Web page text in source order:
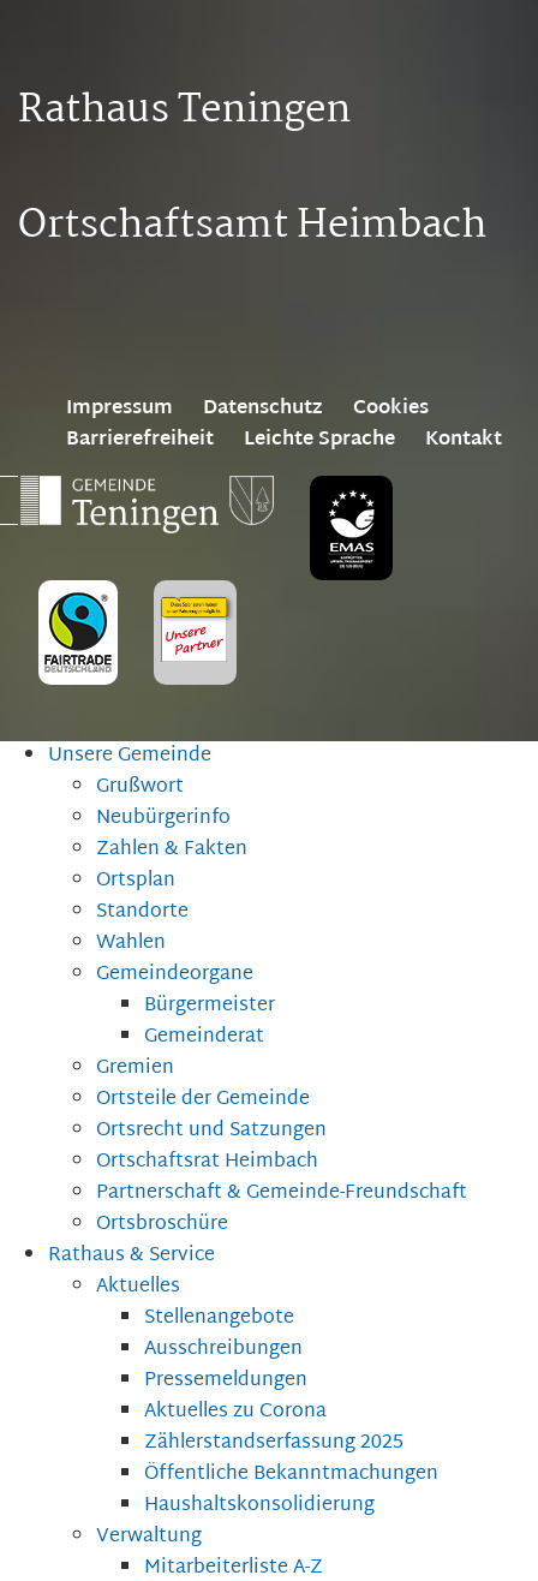
Rathaus Teningen
Ortschaftsamt Heimbach
Impressum Datenschutz
Cookies
Barrierefreiheit
Leichte Sprache Kontakt
Unsere Gemeinde
Grußwort
Neubürgerinfo
Zahlen & Fakten
Ortsplan
Standorte
Wahlen
Gemeindeorgane
Bürgermeister
Gemeinderat
Gremien
Ortsteile der Gemeinde
Ortsrecht und Satzungen
Ortschaftsrat Heimbach
Partnerschaft & Gemeinde-Freundschaft
Ortsbroschüre
Rathaus & Service
Aktuelles
Stellenangebote
Ausschreibungen
Pressemeldungen
Aktuelles zu Corona
Zählerstandserfassung 2025
Öffentliche Bekanntmachungen
Haushaltskonsolidierung
Verwaltung
Mitarbeiterliste A-Z